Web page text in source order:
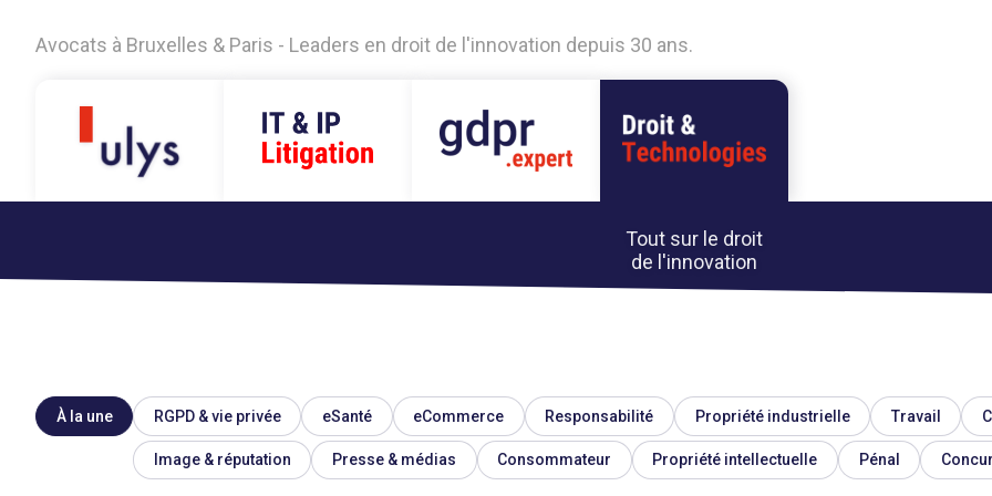
Avocats à Bruxelles & Paris - Leaders en droit de l'innovation depuis 30 ans.
Tout sur le droit
de l'innovation
À la une RGPD & vie privée eSanté eCommerce Responsabilité Propriété industrielle Travail
Image & réputation Presse & médias Consommateur Propriété intellectuelle Pénal